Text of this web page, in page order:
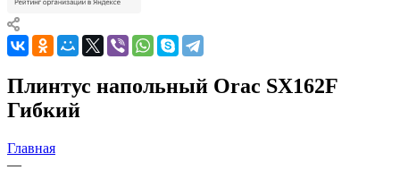
Плинтус напольный Orac SX162F
Гибкий
Главная
—